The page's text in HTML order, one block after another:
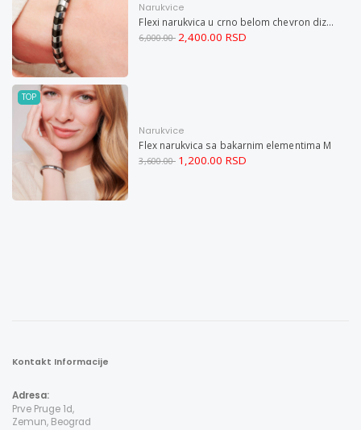
Narukvice
Flexi narukvica u crno belom chevron dizajnu M
6,000.00 2,400.00 RSD
TOP
Narukvice
Flex narukvica sa bakarnim elementima M
3,600.00 1,200.00 RSD
Kontakt Informacije
Adresa:
Prve Pruge 1d,
Zemun, Beograd